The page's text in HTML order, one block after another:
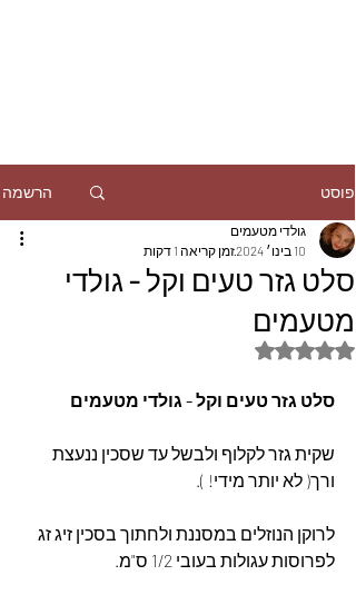
פוסט הרשמה
סלט גזר טעים וקל - גולדי
מטעמים
גולדי מטעמים
10 בינו׳ 2024
זמן קריאה 1 דקות
דירוג של NaN מתוך 5 כוכבים
סלט גזר טעים וקל - גולדי מטעמים
שקית גזר לקלוף ולבשל עד שסכין ננעצת
ורך( לא יותר מידי! ).
לרוקן הנוזלים במסננת ולחתוך בסכין זיג זג
לפרוסות עגולות בעובי 1/2 ס"מ.